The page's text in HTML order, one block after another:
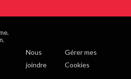
Nous
joindre
Gérer mes
Cookies